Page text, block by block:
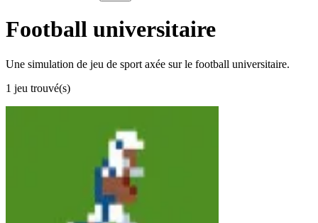
Football universitaire
Une simulation de jeu de sport axée sur le football universitaire.
1 jeu trouvé(s)